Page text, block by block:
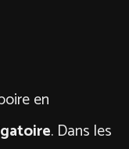
en
. Dans les